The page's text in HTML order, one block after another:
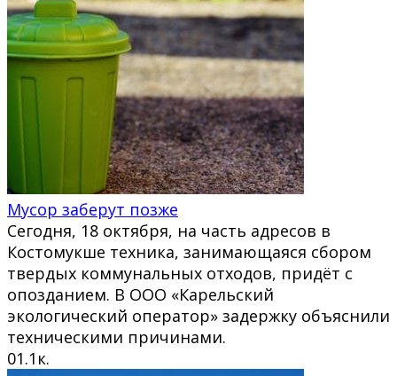
Мусор заберут позже
Сегодня, 18 октября, на часть адресов в
Костомукше техника, занимающаяся сбором
твердых коммунальных отходов, придёт с
опозданием. В ООО «Карельский
экологический оператор» задержку объяснили
техническими причинами.
01.1к.